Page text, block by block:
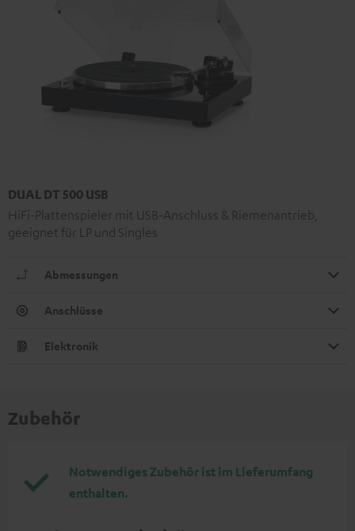
DUAL DT 500 USB
HiFi-Plattenspieler mit USB-Anschluss & Riemenantrieb,
geeignet für LP und Singles
Abmessungen
Anschlüsse
Elektronik
Zubehör
Notwendiges Zubehör ist im Lieferumfang
enthalten.